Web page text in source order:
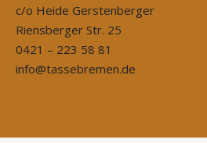
c/o Heide Gerstenberger
Riensberger Str. 25
0421 – 223 58 81
info@tassebremen.de